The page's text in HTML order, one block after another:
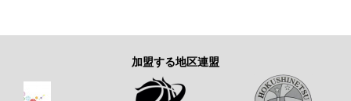
加盟する地区連盟